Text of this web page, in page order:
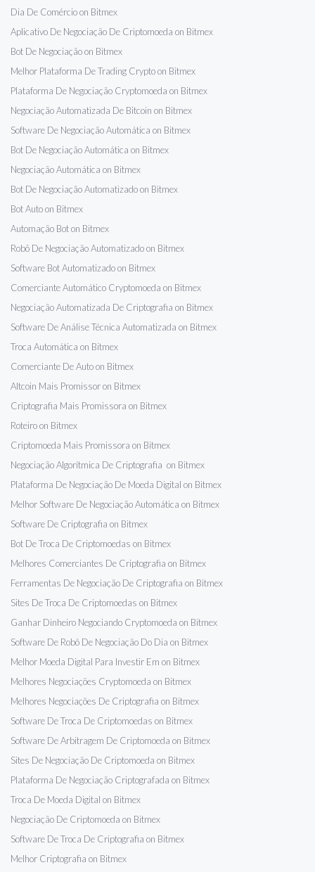
Dia De Comércio on Bitmex
Aplicativo De Negociação De Criptomoeda on Bitmex
Bot De Negociação on Bitmex
Melhor Plataforma De Trading Crypto on Bitmex
Plataforma De Negociação Cryptomoeda on Bitmex
Negociação Automatizada De Bitcoin on Bitmex
Software De Negociação Automática on Bitmex
Bot De Negociação Automática on Bitmex
Negociação Automática on Bitmex
Bot De Negociação Automatizado on Bitmex
Bot Auto on Bitmex
Automação Bot on Bitmex
Robô De Negociação Automatizado on Bitmex
Software Bot Automatizado on Bitmex
Comerciante Automático Cryptomoeda on Bitmex
Negociação Automatizada De Criptografia on Bitmex
Software De Análise Técnica Automatizada on Bitmex
Troca Automática on Bitmex
Comerciante De Auto on Bitmex
Altcoin Mais Promissor on Bitmex
Criptografia Mais Promissora on Bitmex
Roteiro on Bitmex
Criptomoeda Mais Promissora on Bitmex
Negociação Algorítmica De Criptografia on Bitmex
Plataforma De Negociação De Moeda Digital on Bitmex
Melhor Software De Negociação Automática on Bitmex
Software De Criptografia on Bitmex
Bot De Troca De Criptomoedas on Bitmex
Melhores Comerciantes De Criptografia on Bitmex
Ferramentas De Negociação De Criptografia on Bitmex
Sites De Troca De Criptomoedas on Bitmex
Ganhar Dinheiro Negociando Cryptomoeda on Bitmex
Software De Robô De Negociação Do Dia on Bitmex
Melhor Moeda Digital Para Investir Em on Bitmex
Melhores Negociações Cryptomoeda on Bitmex
Melhores Negociações De Criptografia on Bitmex
Software De Troca De Criptomoedas on Bitmex
Software De Arbitragem De Criptomoeda on Bitmex
Sites De Negociação De Criptomoeda on Bitmex
Plataforma De Negociação Criptografada on Bitmex
Troca De Moeda Digital on Bitmex
Negociação De Criptomoeda on Bitmex
Software De Troca De Criptografia on Bitmex
Melhor Criptografia on Bitmex